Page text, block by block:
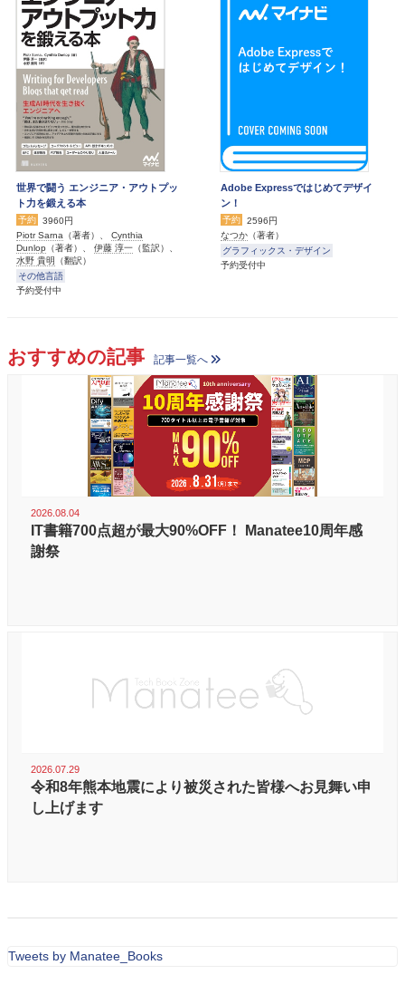
世界で闘う エンジニア・アウトプッ
ト力を鍛える本
予約
3960円
Piotr Sarna （著者）、 Cynthia
Dunlop （著者）、 伊藤 淳一 （監訳）、
水野 貴明 （翻訳）
その他言語
予約受付中
Adobe Expressではじめてデザイ
ン！
予約
2596円
なつか （著者）
グラフィックス・デザイン
予約受付中
おすすめの記事 記事一覧へ
2026.08.04
IT書籍700点超が最大90%OFF！ Manatee10周年感
謝祭
2026.07.29
令和8年熊本地震により被災された皆様へお見舞い申
し上げます
Tweets by Manatee_Books